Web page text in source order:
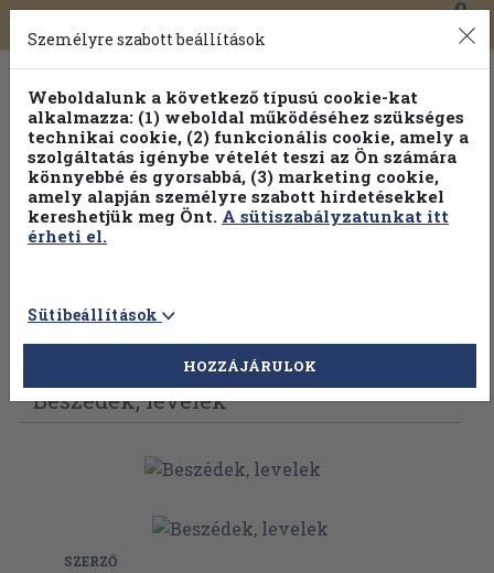
Toggle
navigation
0
Vissza az előző oldalra Válasszon példányt
Beszédek, levelek
SZERZŐ
Személyre szabott beállítások
Weboldalunk a következő típusú cookie-kat
alkalmazza: (1) weboldal működéséhez szükséges
technikai cookie, (2) funkcionális cookie, amely a
szolgáltatás igénybe vételét teszi az Ön számára
könnyebbé és gyorsabbá, (3) marketing cookie,
amely alapján személyre szabott hirdetésekkel
kereshetjük meg Önt. A sütiszabályzatunkat itt
érheti el.
Sütibeállítások
HOZZÁJÁRULOK